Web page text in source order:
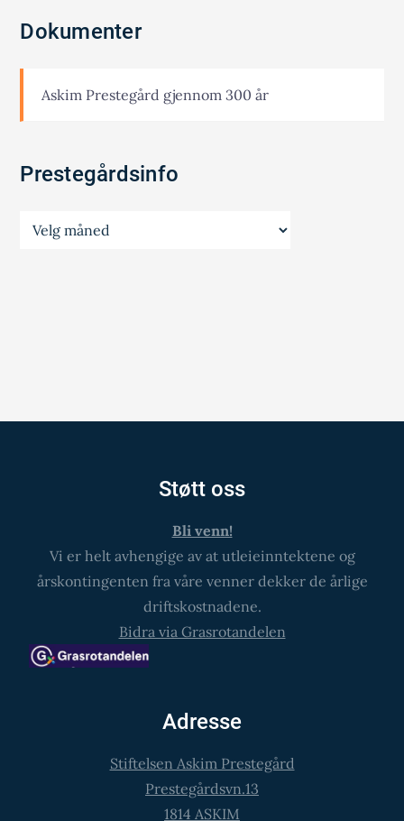
Dokumenter
Askim Prestegård gjennom 300 år
Prestegårdsinfo
Prestegårdsinfo
Støtt oss
Bli venn!
Vi er helt avhengige av at utleieinntektene og
årskontingenten fra våre venner dekker de årlige
driftskostnadene.
Bidra via Grasrotandelen
Adresse
Stiftelsen Askim Prestegård
Prestegårdsvn.13
1814 ASKIM